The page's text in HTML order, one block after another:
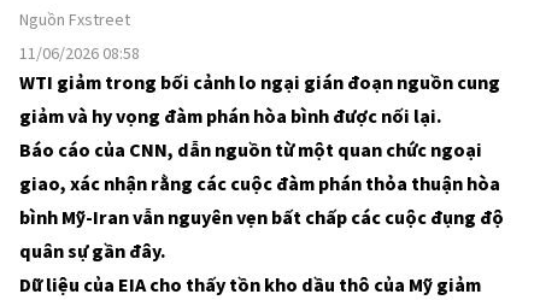
Nguồn Fxstreet
11/06/2026 08:58
WTI giảm trong bối cảnh lo ngại gián đoạn nguồn cung
giảm và hy vọng đàm phán hòa bình được nối lại.
Báo cáo của CNN, dẫn nguồn từ một quan chức ngoại
giao, xác nhận rằng các cuộc đàm phán thỏa thuận hòa
bình Mỹ-Iran vẫn nguyên vẹn bất chấp các cuộc đụng độ
quân sự gần đây.
Dữ liệu của EIA cho thấy tồn kho dầu thô của Mỹ giảm